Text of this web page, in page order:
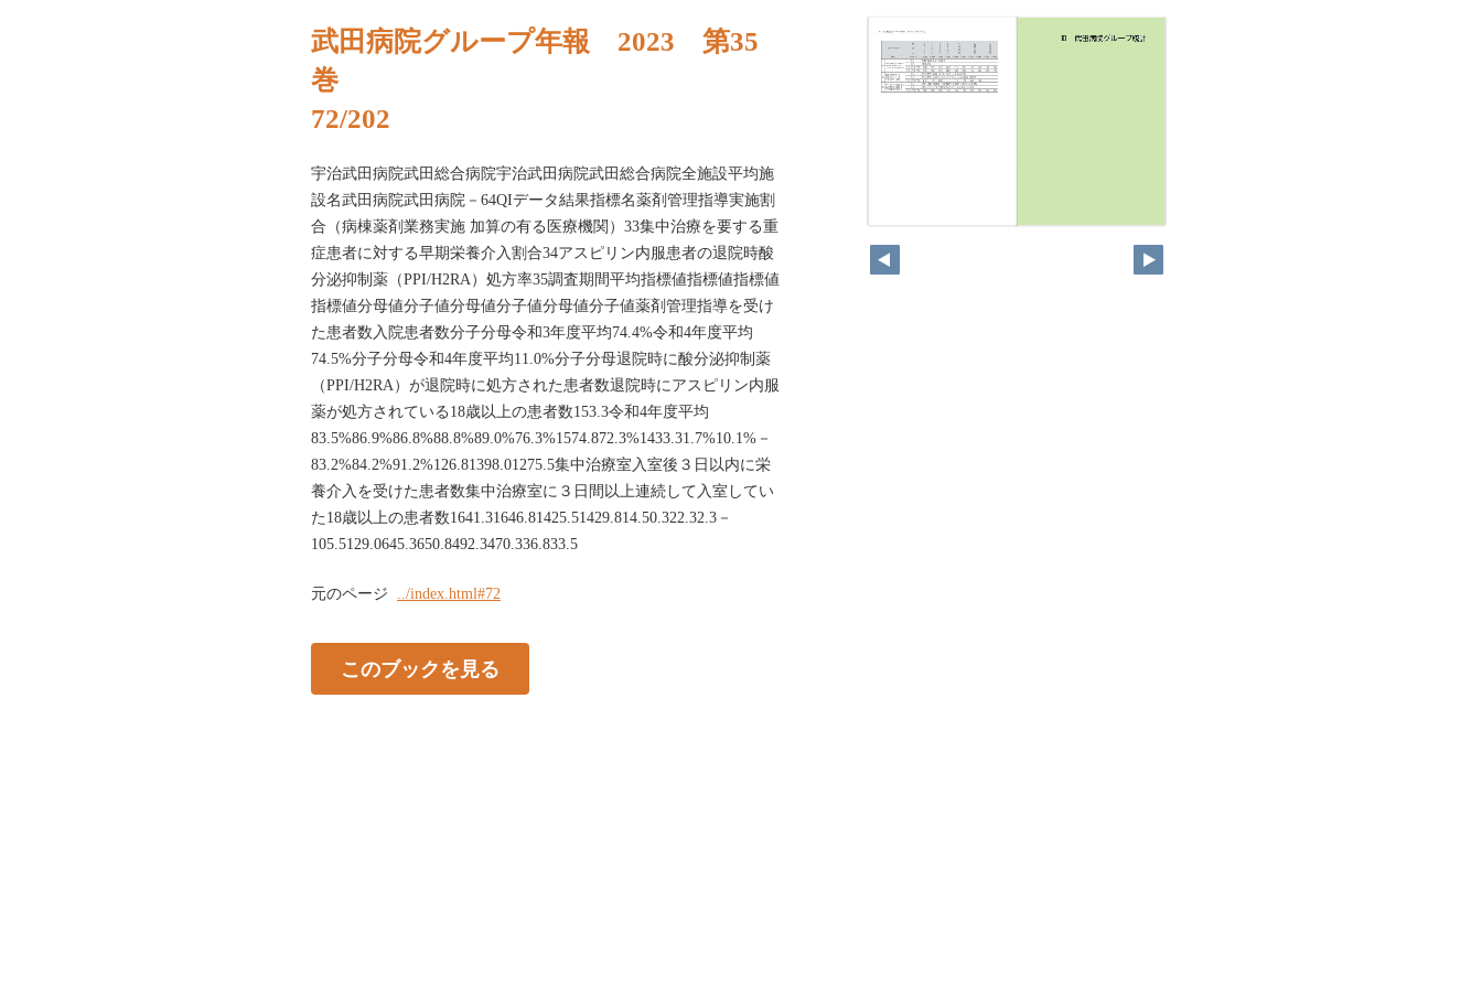
武田病院グループ年報 2023 第35
巻
72/202
宇治武田病院武田総合病院宇治武田病院武田総合病院全施設平均施
設名武田病院武田病院－64QIデータ結果指標名薬剤管理指導実施割
合（病棟薬剤業務実施 加算の有る医療機関）33集中治療を要する重
症患者に対する早期栄養介入割合34アスピリン内服患者の退院時酸
分泌抑制薬（PPI/H2RA）処方率35調査期間平均指標値指標値指標値
指標値分母値分子値分母値分子値分母値分子値薬剤管理指導を受け
た患者数入院患者数分子分母令和3年度平均74.4%令和4年度平均
74.5%分子分母令和4年度平均11.0%分子分母退院時に酸分泌抑制薬
（PPI/H2RA）が退院時に処方された患者数退院時にアスピリン内服
薬が処方されている18歳以上の患者数153.3令和4年度平均
83.5%86.9%86.8%88.8%89.0%76.3%1574.872.3%1433.31.7%10.1%－
83.2%84.2%91.2%126.81398.01275.5集中治療室入室後３日以内に栄
養介入を受けた患者数集中治療室に３日間以上連続して入室してい
た18歳以上の患者数1641.31646.81425.51429.814.50.322.32.3－
105.5129.0645.3650.8492.3470.336.833.5
元のページ ../index.html#72
このブックを見る